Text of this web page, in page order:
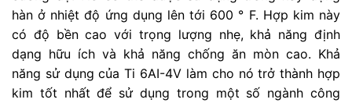
hàn ở nhiệt độ ứng dụng lên tới 600 ° F. Hợp kim này
có độ bền cao với trọng lượng nhẹ, khả năng định
dạng hữu ích và khả năng chống ăn mòn cao. Khả
năng sử dụng của Ti 6AI-4V làm cho nó trở thành hợp
kim tốt nhất để sử dụng trong một số ngành công